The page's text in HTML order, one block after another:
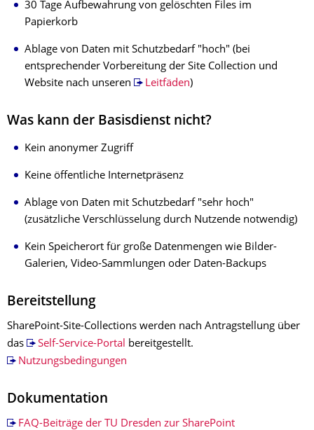
30 Tage Aufbewahrung von gelöschten Files im
Papierkorb
Ablage von Daten mit Schutzbedarf "hoch" (bei
entsprechender Vorbereitung der Site Collection und
Website nach unseren
Leitfäden)
Was kann der Basisdienst nicht?
Kein anonymer Zugriff
Keine öffentliche Internetpräsenz
Ablage von Daten mit Schutzbedarf "sehr hoch"
(zusätzliche Verschlüsselung durch Nutzende notwendig)
Kein Speicherort für große Datenmengen wie Bilder-
Galerien, Video-Sammlungen oder Daten-Backups
Bereitstellung
SharePoint-Site-Collections werden nach Antragstellung über
das
Self-Service-Portal bereitgestellt.
Nutzungsbedingungen
Dokumentation
FAQ-Beiträge der TU Dresden zur SharePoint